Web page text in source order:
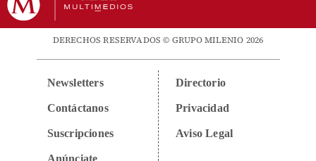
DERECHOS RESERVADOS © GRUPO MILENIO 2026
Newsletters
Contáctanos
Suscripciones
Anúnciate
Directorio
Privacidad
Aviso Legal